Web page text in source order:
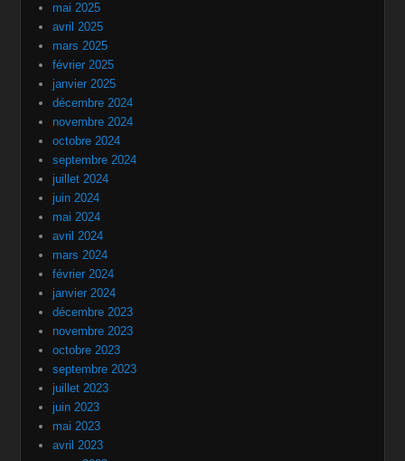
mai 2025
avril 2025
mars 2025
février 2025
janvier 2025
décembre 2024
novembre 2024
octobre 2024
septembre 2024
juillet 2024
juin 2024
mai 2024
avril 2024
mars 2024
février 2024
janvier 2024
décembre 2023
novembre 2023
octobre 2023
septembre 2023
juillet 2023
juin 2023
mai 2023
avril 2023